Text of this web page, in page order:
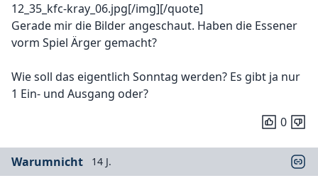
12_35_kfc-kray_06.jpg[/img][/quote]
Gerade mir die Bilder angeschaut. Haben die Essener
vorm Spiel Ärger gemacht?
Wie soll das eigentlich Sonntag werden? Es gibt ja nur
1 Ein- und Ausgang oder?
0
Warumnicht 14 J.